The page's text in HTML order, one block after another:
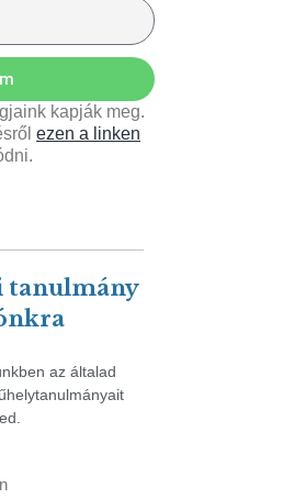
kapják meg.
ezen a linken
tanulmány
az általad